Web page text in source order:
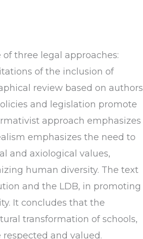
three legal approaches:
of the inclusion of
review based on authors
and legislation promote
approach emphasizes
emphasizes the need to
and axiological values,
human diversity. The text
and the LDB, in promoting
It concludes that the
transformation of schools,
and valued.